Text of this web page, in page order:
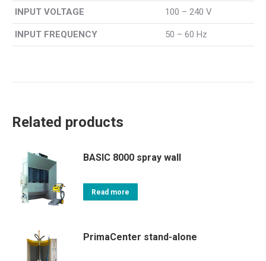
INPUT VOLTAGE 100 – 240 V
INPUT FREQUENCY 50 – 60 Hz
Related products
BASIC 8000 spray wall
Read more
PrimaCenter stand-alone